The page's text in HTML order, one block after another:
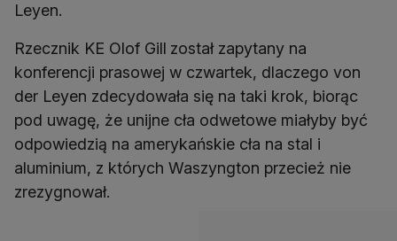
Leyen.
Rzecznik KE Olof Gill został zapytany na
konferencji prasowej w czwartek, dlaczego von
der Leyen zdecydowała się na taki krok, biorąc
pod uwagę, że unijne cła odwetowe miałyby być
odpowiedzią na amerykańskie cła na stal i
aluminium, z których Waszyngton przecież nie
zrezygnował.